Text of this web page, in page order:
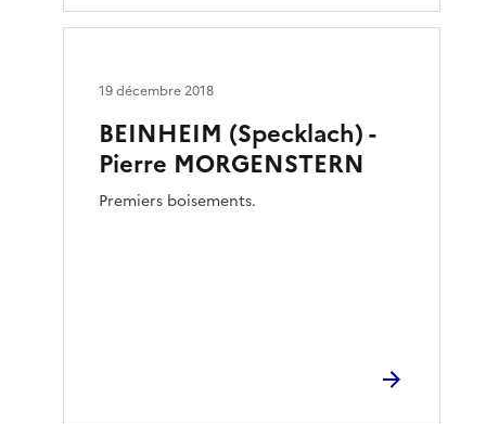
BEINHEIM (Specklach) -
Pierre MORGENSTERN
Premiers boisements.
19 décembre 2018